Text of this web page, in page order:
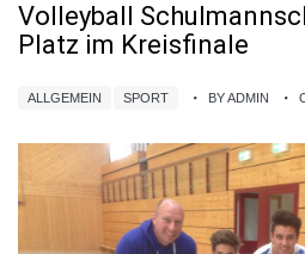
Volleyball
Platz im Kreisfinale
ALLGEMEIN SPORT BY ADMIN